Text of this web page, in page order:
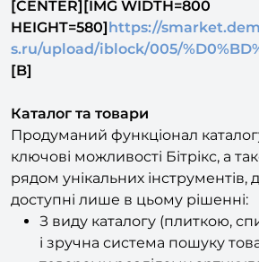
[CENTER][IMG WIDTH=800
HEIGHT=580]https://
s.ru/upload/iblock/005/
Каталог та товари
Продуманий функціонал
ключові можливості Бітрікс, а
рядом унікальних інструментів,
доступні лише в цьому рішенні:
З виду каталогу (плиткою,